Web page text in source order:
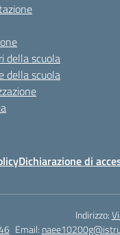
della scuola
della scuola
Dichiarazione di
Indirizzo:
Email: